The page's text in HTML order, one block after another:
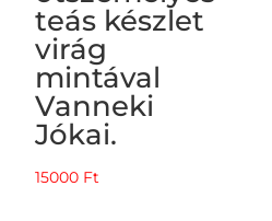
teás készlet
virág
mintával
Vanneki
Jókai.
15000 Ft